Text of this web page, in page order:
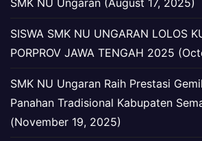
SMK NU Ungaran (August 17, 2025)
SISWA SMK NU UNGARAN LOLOS
PORPROV JAWA TENGAH 2025
SMK NU Ungaran Raih Prestasi
Panahan Tradisional Kabupaten
(November 19, 2025)